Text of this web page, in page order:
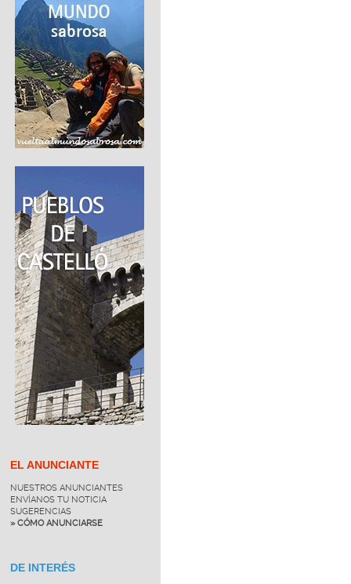
EL ANUNCIANTE
NUESTROS ANUNCIANTES
ENVÍANOS TU NOTICIA
SUGERENCIAS
» CÓMO ANUNCIARSE
DE INTERÉS